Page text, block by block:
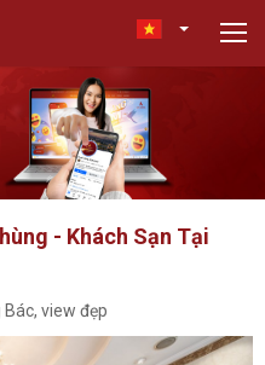
- Khách Sạn Tại
view đẹp